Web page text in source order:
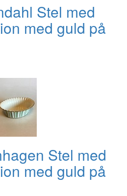
Stel med
med guld på
Stel med
med guld på